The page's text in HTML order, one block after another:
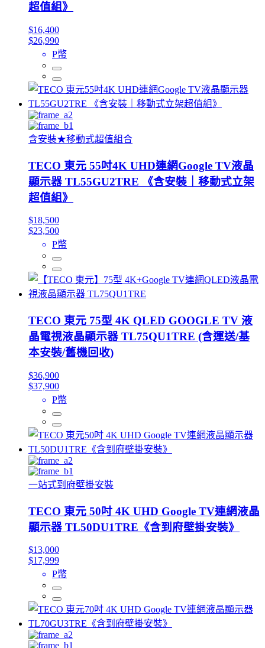
超值組》
$16,400
$26,990
P幣
含安裝★移動式超值組合
TECO 東元 55吋4K UHD連網Google TV液晶
顯示器 TL55GU2TRE 《含安裝｜移動式立架
超值組》
$18,500
$23,500
P幣
TECO 東元 75型 4K QLED GOOGLE TV 液
晶電視液晶顯示器 TL75QU1TRE (含運送/基
本安裝/舊機回收)
$36,900
$37,900
P幣
一站式到府壁掛安裝
TECO 東元 50吋 4K UHD Google TV連網液晶
顯示器 TL50DU1TRE《含到府壁掛安裝》
$13,000
$17,999
P幣